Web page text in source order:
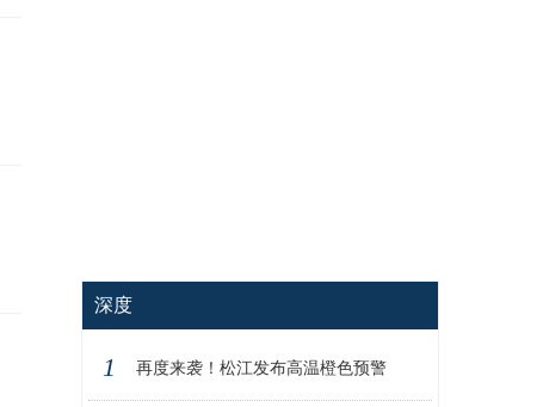
深度
1 再度来袭！松江发布高温橙色预警